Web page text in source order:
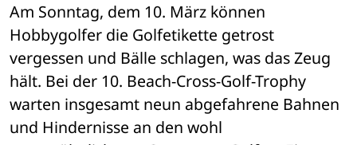
Am Sonntag, dem 10. März können
Hobbygolfer die Golfetikette getrost
vergessen und Bälle schlagen, was das Zeug
hält. Bei der 10. Beach-Cross-Golf-Trophy
warten insgesamt neun abgefahrene Bahnen
und Hindernisse an den wohl